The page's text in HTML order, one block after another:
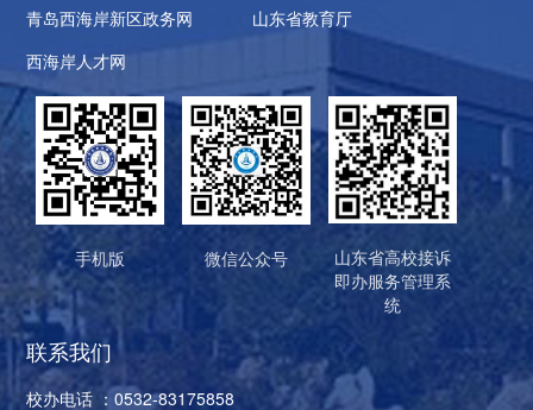
青岛西海岸新区政务网
山东省教育厅
西海岸人才网
手机版 微信公众号
山东省高校接诉
即办服务管理系
统
联系我们
校办电话 ：0532-83175858